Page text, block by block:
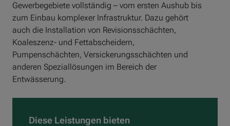
Gewerbegebiete vollständig – vom ersten Aushub bis
zum Einbau komplexer Infrastruktur. Dazu gehört
auch die Installation von Revisionsschächten,
Koaleszenz- und Fettabscheidern,
Pumpenschächten, Versickerungsschächten und
anderen Speziallösungen im Bereich der
Entwässerung.
Diese Leistungen bieten